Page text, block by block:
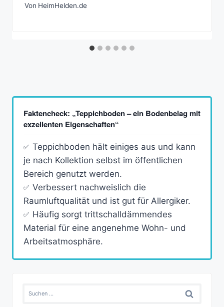
Von HeimHelden.de
Faktencheck: „Teppichboden – ein Bodenbelag mit
exzellenten Eigenschaften“
Teppichboden hält einiges aus und kann
je nach Kollektion selbst im öffentlichen
Bereich genutzt werden.
Verbessert nachweislich die
Raumluftqualität und ist gut für Allergiker.
Häufig sorgt trittschalldämmendes
Material für eine angenehme Wohn- und
Arbeitsatmosphäre.
Suchen